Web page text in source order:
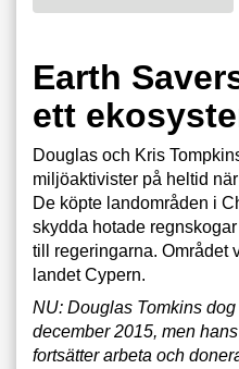
Earth
ett
Douglas och Kris
miljöaktivister på heltid
De köpte landområden i
skydda hotade
till regeringarna. Området
landet Cypern.
NU: Douglas Tomkins
december 2015, men
fortsätter arbeta och